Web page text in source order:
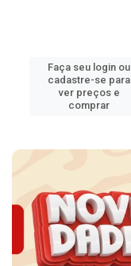
Faça seu login ou
cadastre-se para
ver preços e
comprar